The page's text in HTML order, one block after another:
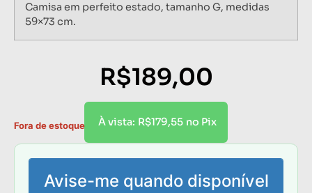
Camisa em perfeito estado, tamanho G, medidas
59×73 cm.
R$189,00
À vista: R$179,55 no Pix
Fora de estoque
Avise-me quando disponível